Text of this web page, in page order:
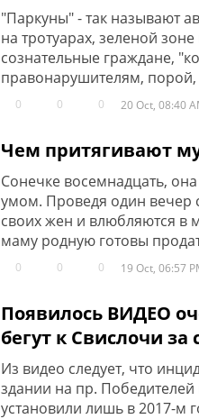
"Паркуны" - так называют
на тротуарах, зеленой
сознательные граждане,
правонарушителям, порой,
0 0 0 20 Oct, 08:40
Чем притягивают
Сонечке восемнадцать,
умом. Проведя один вечер
своих жен и влюбляются в
маму родную готовы
0 0 0 19 Oct, 06:57
Появилось ВИДЕО
бегут к Свислочи за
Из видео следует, что
здании на пр.
установили лишь в 2017-м